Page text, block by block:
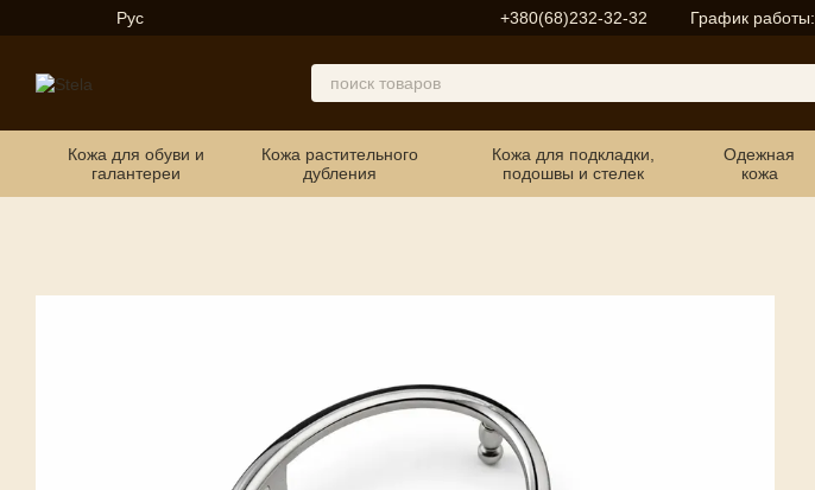
Перейти к основному контенту
Рус +380(68)232-32-32 График работы:
Кожа для обуви и
галантереи
Кожа растительного
дубления
Кожа для подкладки,
подошвы и стелек
Одежная
кожа